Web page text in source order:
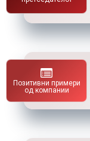
Позитивни примери
од компании